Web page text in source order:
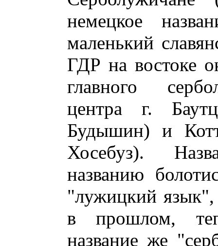
немецкое
маленький
ГДР на востоке
главного
центра г.
Будышин) и
Хосебуз).
названию
"лужицкий язык",
в прошлом,
название же